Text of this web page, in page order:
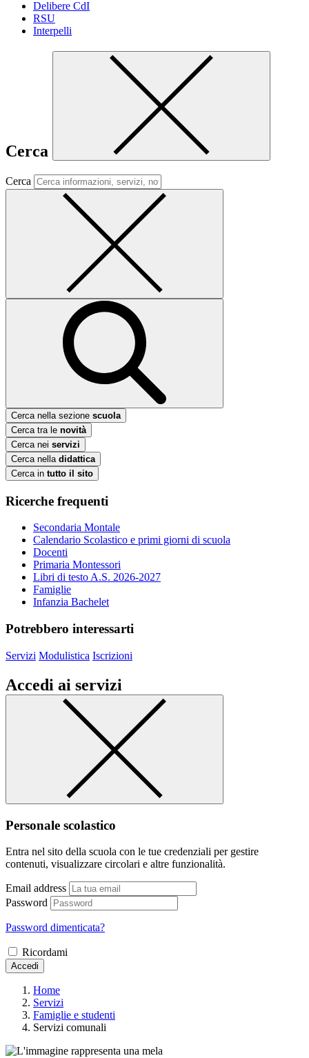
Delibere CdI
RSU
Interpelli
Cerca
Cerca
Cerca nella sezione scuola
Cerca tra le novità
Cerca nei servizi
Cerca nella didattica
Cerca in tutto il sito
Ricerche frequenti
Secondaria Montale
Calendario Scolastico e primi giorni di scuola
Docenti
Primaria Montessori
Libri di testo A.S. 2026-2027
Famiglie
Infanzia Bachelet
Potrebbero interessarti
Servizi Modulistica Iscrizioni
Accedi ai servizi
Personale scolastico
Entra nel sito della scuola con le tue credenziali per gestire
contenuti, visualizzare circolari e altre funzionalità.
Email address
Password
Password dimenticata?
Ricordami
Accedi
Home
Servizi
Famiglie e studenti
Servizi comunali